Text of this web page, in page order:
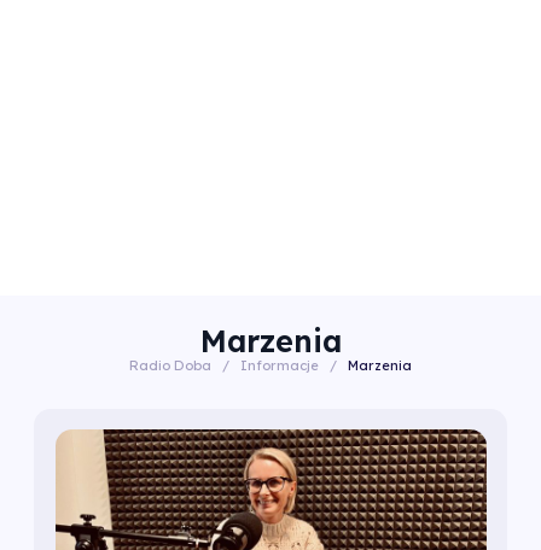
Marzenia
Radio Doba / Informacje / Marzenia